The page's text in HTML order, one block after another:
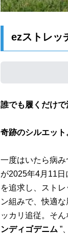
ezストレッ
誰でも履くだけで
奇跡のシルエット
一度はいたら病
が2025年4月11
を追求し、スト
ン組みで、快適
ッカリ追従。そ
ンディゴデニム ”